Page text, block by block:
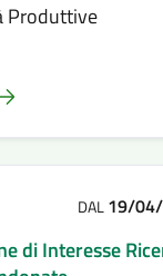
Produttive
DAL19/
di Interesse